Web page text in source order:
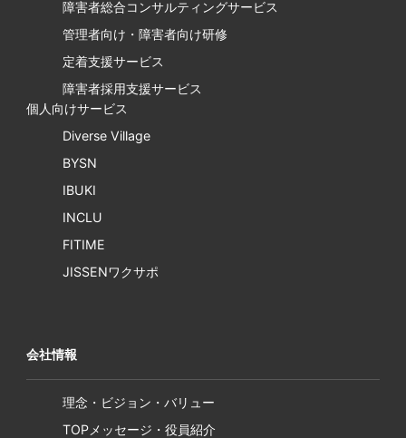
障害者総合コンサルティングサービス
管理者向け・障害者向け研修
定着支援サービス
障害者採用支援サービス
個人向けサービス
Diverse Village
BYSN
IBUKI
INCLU
FITIME
JISSENワクサポ
会社情報
理念・ビジョン・バリュー
TOPメッセージ・役員紹介